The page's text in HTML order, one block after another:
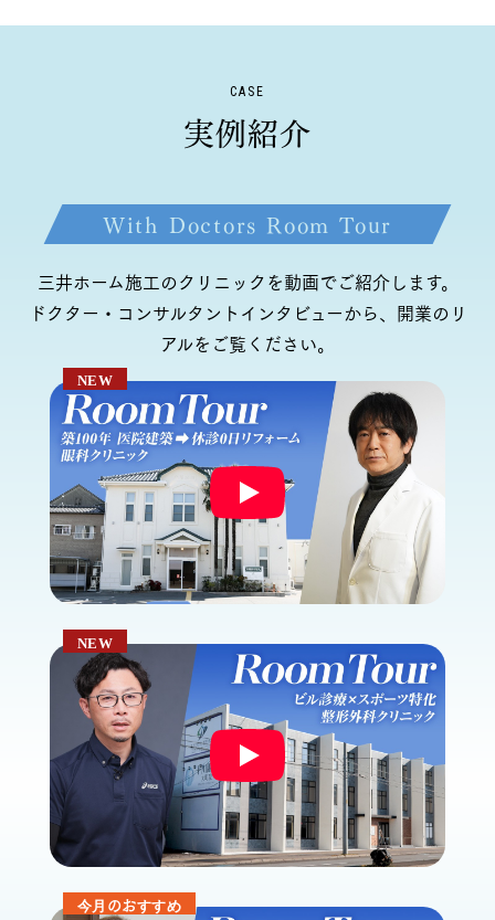
CASE
実例紹介
With Doctors Room Tour
三井ホーム施工のクリニックを動画でご紹介します。
ドクター・コンサルタントインタビューから、開業のリ
アルをご覧ください。